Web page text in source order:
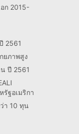
ก 2015-
2561
ยภาพสูง
ปี 2561
รัฐอเมริกา
า 10 ทุน